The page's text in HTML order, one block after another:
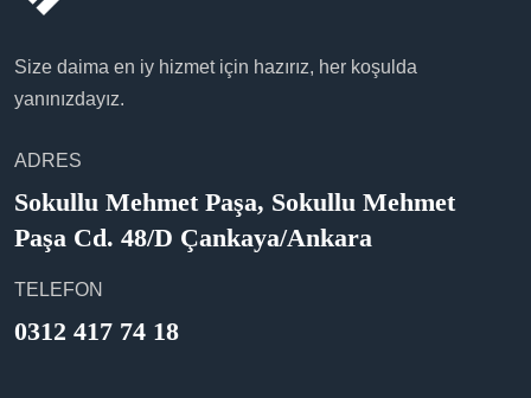
Size daima en iy hizmet için hazırız, her koşulda
yanınızdayız.
ADRES
Sokullu Mehmet Paşa, Sokullu Mehmet
Paşa Cd. 48/D Çankaya/Ankara
TELEFON
0312 417 74 18